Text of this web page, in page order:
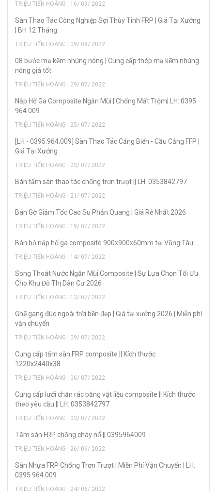
TRIỆU TIẾN HOÀNG | 16/ 09/ 2022
Sàn Thao Tác Công Nghiệp Sợi Thủy Tinh FRP | Giá Tại Xưởng
| BH 12 Tháng
TRIỆU TIẾN HOÀNG | 09/ 08/ 2022
08 bước mạ kẽm nhúng nóng | Cung cấp thép mạ kẽm nhúng
nóng giá tốt
TRIỆU TIẾN HOÀNG | 29/ 07/ 2022
Nắp Hố Ga Composite Ngăn Mùi | Chống Mất Trộm| LH: 0395
964 009
TRIỆU TIẾN HOÀNG | 25/ 07/ 2022
[LH - 0395.964.009] Sàn Thao Tác Cảng Biển - Cầu Cảng FFP |
Giá Tại Xưởng
TRIỆU TIẾN HOÀNG | 23/ 07/ 2022
Bán tấm sàn thao tác chống trơn trượt || LH: 0353842797
TRIỆU TIẾN HOÀNG | 21/ 07/ 2022
Bán Gờ Giảm Tốc Cao Su Phản Quang | Giá Rẻ Nhất 2026
TRIỆU TIẾN HOÀNG | 19/ 07/ 2022
Bán bộ nắp hố ga composite 900x900x60mm tại Vũng Tàu
TRIỆU TIẾN HOÀNG | 14/ 07/ 2022
Song Thoát Nước Ngăn Mùi Composite | Sự Lựa Chọn Tối Ưu
Cho Khu Đô Thị Dân Cư 2026
TRIỆU TIẾN HOÀNG | 13/ 07/ 2022
Ghế gang đúc ngoài trời bền đẹp | Giá tại xưởng 2026 | Miễn phí
vận chuyển
TRIỆU TIẾN HOÀNG | 09/ 07/ 2022
Cung cấp tấm sàn FRP composite || Kích thước
1220x2440x38
TRIỆU TIẾN HOÀNG | 06/ 07/ 2022
Cung cấp lưới chắn rác bằng vật liệu composite || Kích thước
theo yêu cầu || LH: 0353842797
TRIỆU TIẾN HOÀNG | 03/ 07/ 2022
Tấm sàn FRP chống cháy nổ || 0395964009
TRIỆU TIẾN HOÀNG | 26/ 06/ 2022
Sàn Nhựa FRP Chống Trơn Trượt | Miễn Phí Vận Chuyển | LH:
0395 964 009
TRIỆU TIẾN HOÀNG | 24/ 06/ 2022